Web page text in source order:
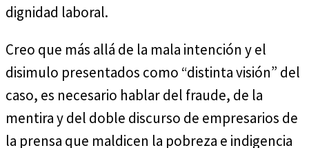
dignidad laboral.
Creo que más allá de la mala intención y el
disimulo presentados como “distinta visión” del
caso, es necesario hablar del fraude, de la
mentira y del doble discurso de empresarios de
la prensa que maldicen la pobreza e indigencia